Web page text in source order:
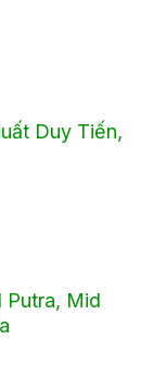
Duy Tiến,
Putra, Mid